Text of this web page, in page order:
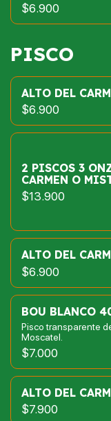
$6.900
PISCO
ALTO DEL
$6.900
2 PISCOS 3
CARMEN O
1 BEBIDAS 220
BULL
$13.900
ALTO DEL
$6.900
BOU BLANCO
Pisco transparente
Moscatel.
$7.000
ALTO DEL
$7.900